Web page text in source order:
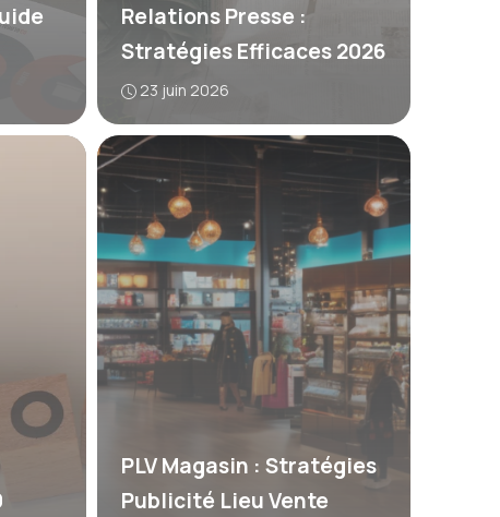
Relations Presse :
Stratégies Efficaces 2026
23 juin 2026
PLV Magasin : Stratégies
Publicité Lieu Vente